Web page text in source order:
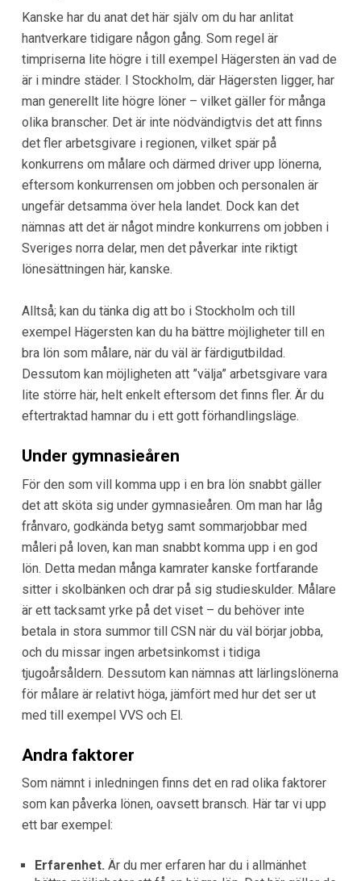
Kanske har du anat det här själv om du har anlitat
hantverkare tidigare någon gång. Som regel är
timpriserna lite högre i till exempel Hägersten än vad de
är i mindre städer. I Stockholm, där Hägersten ligger, har
man generellt lite högre löner – vilket gäller för många
olika branscher. Det är inte nödvändigtvis det att finns
det fler arbetsgivare i regionen, vilket spär på
konkurrens om målare och därmed driver upp lönerna,
eftersom konkurrensen om jobben och personalen är
ungefär detsamma över hela landet. Dock kan det
nämnas att det är något mindre konkurrens om jobben i
Sveriges norra delar, men det påverkar inte riktigt
lönesättningen här, kanske.
Alltså; kan du tänka dig att bo i Stockholm och till
exempel Hägersten kan du ha bättre möjligheter till en
bra lön som målare, när du väl är färdigutbildad.
Dessutom kan möjligheten att ”välja” arbetsgivare vara
lite större här, helt enkelt eftersom det finns fler. Är du
eftertraktad hamnar du i ett gott förhandlingsläge.
Under gymnasieåren
För den som vill komma upp i en bra lön snabbt gäller
det att sköta sig under gymnasieåren. Om man har låg
frånvaro, godkända betyg samt sommarjobbar med
måleri på loven, kan man snabbt komma upp i en god
lön. Detta medan många kamrater kanske fortfarande
sitter i skolbänken och drar på sig studieskulder. Målare
är ett tacksamt yrke på det viset – du behöver inte
betala in stora summor till CSN när du väl börjar jobba,
och du missar ingen arbetsinkomst i tidiga
tjugoårsåldern. Dessutom kan nämnas att lärlingslönerna
för målare är relativt höga, jämfört med hur det ser ut
med till exempel VVS och El.
Andra faktorer
Som nämnt i inledningen finns det en rad olika faktorer
som kan påverka lönen, oavsett bransch. Här tar vi upp
ett bar exempel:
Erfarenhet. Är du mer erfaren har du i allmänhet